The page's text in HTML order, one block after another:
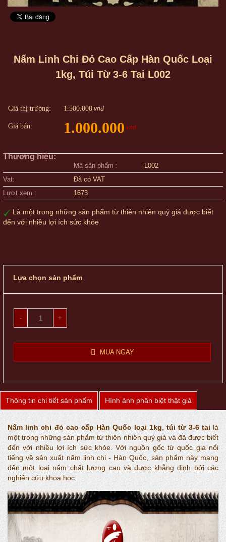
Nấm Linh Chi Đỏ Cao Cấp Hàn Quốc Loại
1kg, Túi Từ 3-6 Tai L002
Giá thị trường: 1.500.000 vnđ
Giá bán: 1.000.000 vnđ
Thương hiệu:
Mã sản phẩm :
L002
Vat:
Đã có VAT
Lượt xem :
1673
Là một trong những sản phẩm từ thiên nhiên quý giá được biết
đến với nhiều lợi ích sức khỏe
Lựa chọn sản phẩm
- +
MUA NGAY
Thông tin chi tiết sản phẩm Hình ảnh phân biệt thật giả
Nấm linh chi đỏ cao cấp Hàn Quốc loại 1kg, túi từ 3-6 tai là
một trong những sản phẩm từ thiên nhiên quý giá và đã được biết
đến với nhiều lợi ích sức khỏe. Với nguồn gốc từ quốc gia nổi
tiếng về sản xuất nấm linh chi - Hàn Quốc, sản phẩm này mang
đến một loại nấm chất lượng cao và được khẳng định bởi các
nghiên cứu khoa học.